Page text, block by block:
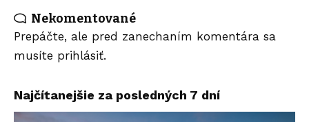
Nekomentované
Prepáčte, ale pred zanechaním komentára sa
musíte prihlásiť.
Najčítanejšie za posledných 7 dní